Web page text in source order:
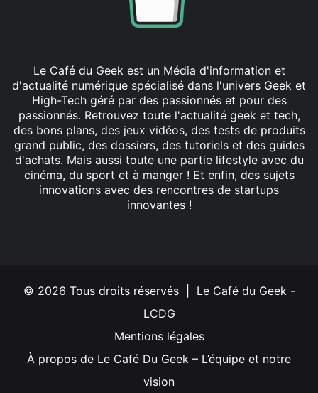
Le Café du Geek est un Média d'information et
d'actualité numérique spécialisé dans l'univers Geek et
High-Tech géré par des passionnés et pour des
passionnés. Retrouvez toute l'actualité geek et tech,
des bons plans, des jeux vidéos, des tests de produits
grand public, des dossiers, des tutoriels et des guides
d'achats. Mais aussi toute une partie lifestyle avec du
cinéma, du sport et à manger ! Et enfin, des sujets
innovations avec des rencontres de startups
innovantes !
© 2026 Tous droits réservés | Le Café du Geek -
LCDG
Mentions légales
À propos de Le Café Du Geek – L’équipe et notre
vision